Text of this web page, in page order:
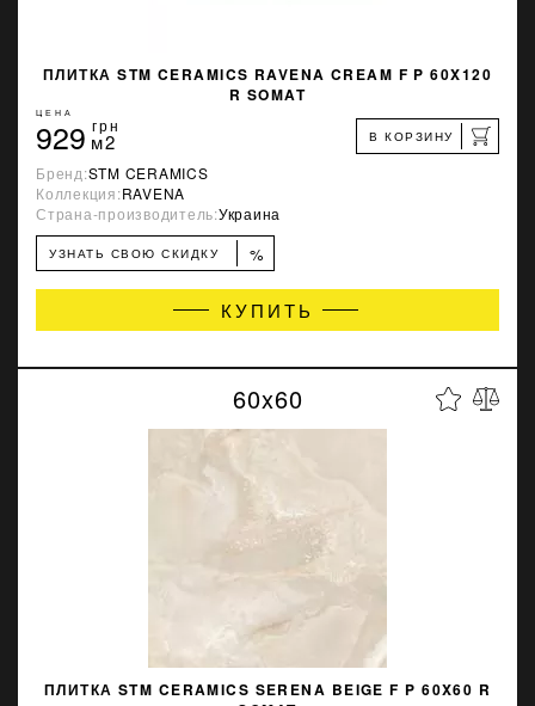
ПЛИТКА STM CERAMICS RAVENA CREAM F P 60X120
R SOMAT
ЦЕНА
929 грн
м2 В КОРЗИНУ
Бренд:STM CERAMICS
Коллекция:RAVENA
Страна-производитель:Украина
УЗНАТЬ СВОЮ СКИДКУ %
КУПИТЬ
60x60
ПЛИТКА STM CERAMICS SERENA BEIGE F P 60X60 R